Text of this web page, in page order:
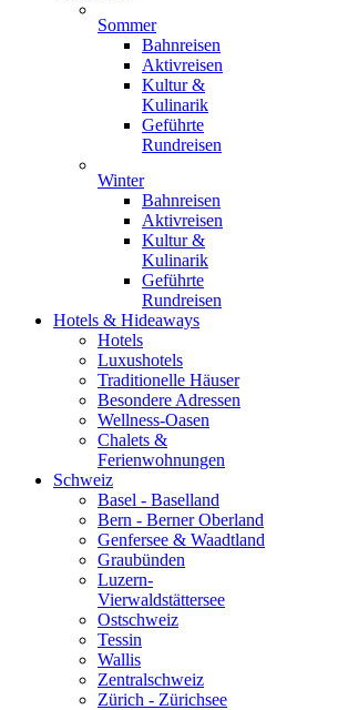
Sommer
Bahnreisen
Aktivreisen
Kultur &
Kulinarik
Geführte
Rundreisen
Winter
Bahnreisen
Aktivreisen
Kultur &
Kulinarik
Geführte
Rundreisen
Hotels & Hideaways
Hotels
Luxushotels
Traditionelle Häuser
Besondere Adressen
Wellness-Oasen
Chalets &
Ferienwohnungen
Schweiz
Basel - Baselland
Bern - Berner Oberland
Genfersee & Waadtland
Graubünden
Luzern-
Vierwaldstättersee
Ostschweiz
Tessin
Wallis
Zentralschweiz
Zürich - Zürichsee